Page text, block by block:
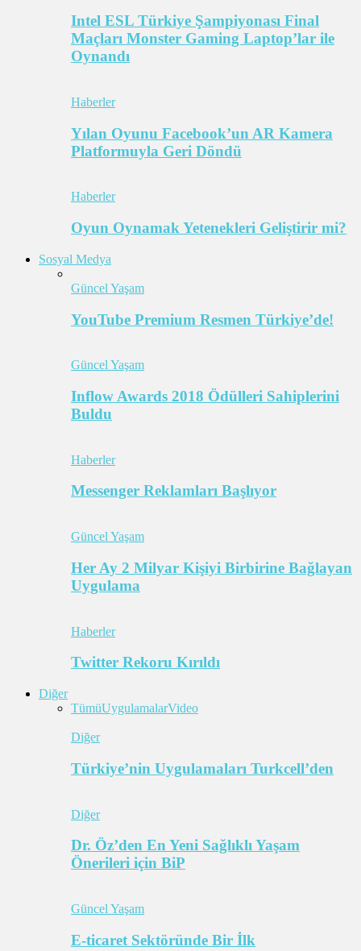
Intel ESL Türkiye Şampiyonası Final
Maçları Monster Gaming Laptop’lar ile
Oynandı
Haberler
Yılan Oyunu Facebook’un AR Kamera
Platformuyla Geri Döndü
Haberler
Oyun Oynamak Yetenekleri Geliştirir mi?
Sosyal Medya
Güncel Yaşam
YouTube Premium Resmen Türkiye’de!
Güncel Yaşam
Inflow Awards 2018 Ödülleri Sahiplerini
Buldu
Haberler
Messenger Reklamları Başlıyor
Güncel Yaşam
Her Ay 2 Milyar Kişiyi Birbirine Bağlayan
Uygulama
Haberler
Twitter Rekoru Kırıldı
Diğer
TümüUygulamalarVideo
Diğer
Türkiye’nin Uygulamaları Turkcell’den
Diğer
Dr. Öz’den En Yeni Sağlıklı Yaşam
Önerileri için BiP
Güncel Yaşam
E-ticaret Sektöründe Bir İlk